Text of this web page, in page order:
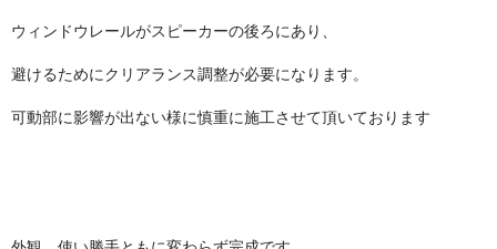
ウィンドウレールがスピーカーの後ろにあり、
避けるためにクリアランス調整が必要になります。
可動部に影響が出ない様に慎重に施工させて頂いております